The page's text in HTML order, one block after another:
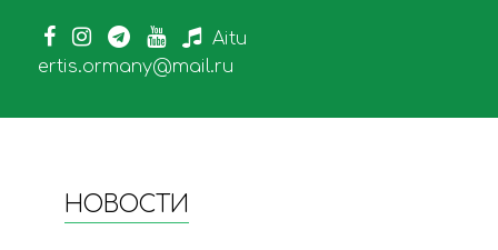
Aitu
ertis.ormany@mail.ru
НОВОСТИ